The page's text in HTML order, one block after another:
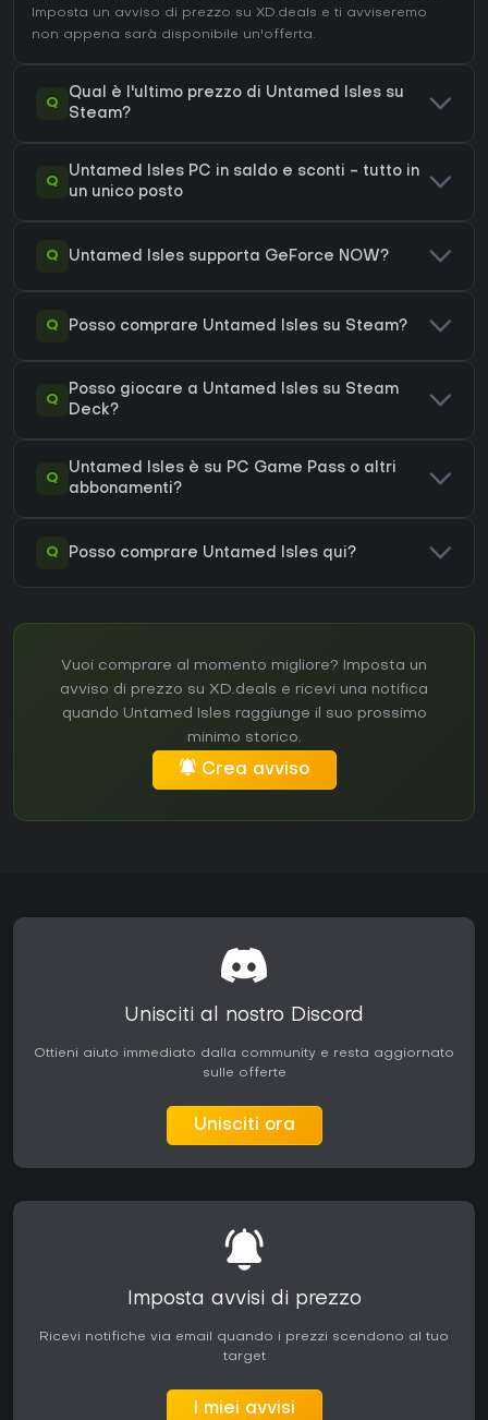
Imposta un avviso di prezzo su XD.deals e ti avviseremo
non appena sarà disponibile un'offerta.
Q
Qual è l'ultimo prezzo di Untamed Isles su
Steam?
Q
Untamed Isles PC in saldo e sconti - tutto in
un unico posto
Q Untamed Isles supporta GeForce NOW?
Q Posso comprare Untamed Isles su Steam?
Q
Posso giocare a Untamed Isles su Steam
Deck?
Q
Untamed Isles è su PC Game Pass o altri
abbonamenti?
Q Posso comprare Untamed Isles qui?
Vuoi comprare al momento migliore? Imposta un
avviso di prezzo su XD.deals e ricevi una notifica
quando Untamed Isles raggiunge il suo prossimo
minimo storico.
Crea avviso
Unisciti al nostro Discord
Ottieni aiuto immediato dalla community e resta aggiornato
sulle offerte
Unisciti ora
Imposta avvisi di prezzo
Ricevi notifiche via email quando i prezzi scendono al tuo
target
I miei avvisi